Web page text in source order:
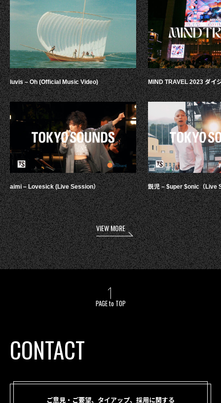
luvis – Oh (Official Music Video)
aimi – Lovesick (Live Session）
MIND TRAVEL 2023 ダイ
鋭児 – $uper $onic（Live
VIEW MORE
PAGE to TOP
CONTACT
ご意見・ご要望、タイアップ、採用に関する